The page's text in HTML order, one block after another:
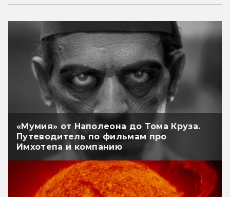
«Мумия» от Наполеона до Тома Круза.
Путеводитель по фильмам про
Имхотепа и компанию